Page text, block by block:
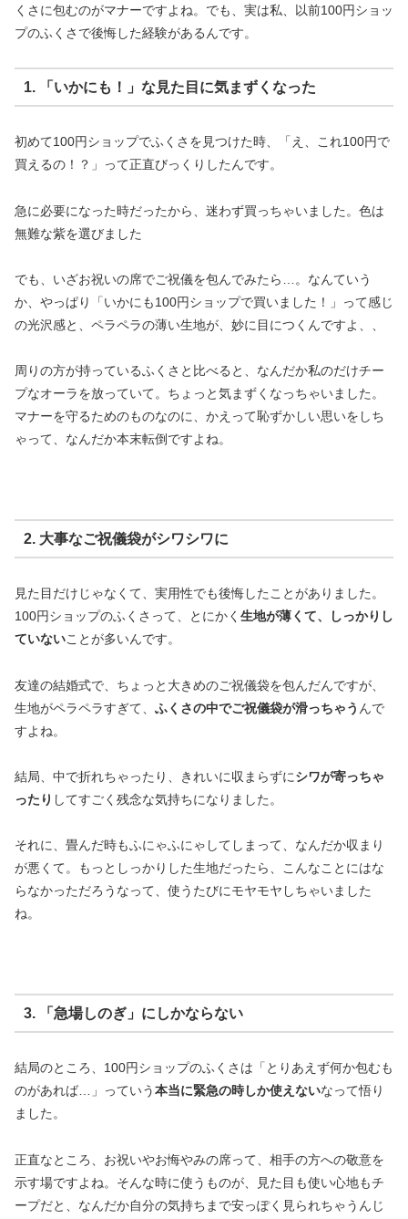
くさに包むのがマナーですよね。でも、実は私、以前100円ショッ
プのふくさで後悔した経験があるんです。
1. 「いかにも！」な見た目に気まずくなった
初めて100円ショップでふくさを見つけた時、「え、これ100円で
買えるの！？」って正直びっくりしたんです。
急に必要になった時だったから、迷わず買っちゃいました。色は
無難な紫を選びました
でも、いざお祝いの席でご祝儀を包んでみたら…。なんていう
か、やっぱり「いかにも100円ショップで買いました！」って感じ
の光沢感と、ペラペラの薄い生地が、妙に目につくんですよ、、
周りの方が持っているふくさと比べると、なんだか私のだけチー
プなオーラを放っていて。ちょっと気まずくなっちゃいました。
マナーを守るためのものなのに、かえって恥ずかしい思いをしち
ゃって、なんだか本末転倒ですよね。
2. 大事なご祝儀袋がシワシワに
見た目だけじゃなくて、実用性でも後悔したことがありました。
100円ショップのふくさって、とにかく 生地が薄くて、しっかりし
ていないことが多いんです。
友達の結婚式で、ちょっと大きめのご祝儀袋を包んだんですが、
生地がペラペラすぎて、 ふくさの中でご祝儀袋が滑っちゃう んで
すよね。
結局、中で折れちゃったり、きれいに収まらずにシワが寄っちゃ
ったり してすごく残念な気持ちになりました。
それに、畳んだ時もふにゃふにゃしてしまって、なんだか収まり
が悪くて。もっとしっかりした生地だったら、こんなことにはな
らなかっただろうなって、使うたびにモヤモヤしちゃいました
ね。
3. 「急場しのぎ」にしかならない
結局のところ、100円ショップのふくさは「とりあえず何か包むも
のがあれば…」っていう本当に緊急の時しか使えないなって悟り
ました。
正直なところ、お祝いやお悔やみの席って、相手の方への敬意を
示す場ですよね。そんな時に使うものが、見た目も使い心地もチ
ープだと、なんだか自分の気持ちまで安っぽく見られちゃうんじ